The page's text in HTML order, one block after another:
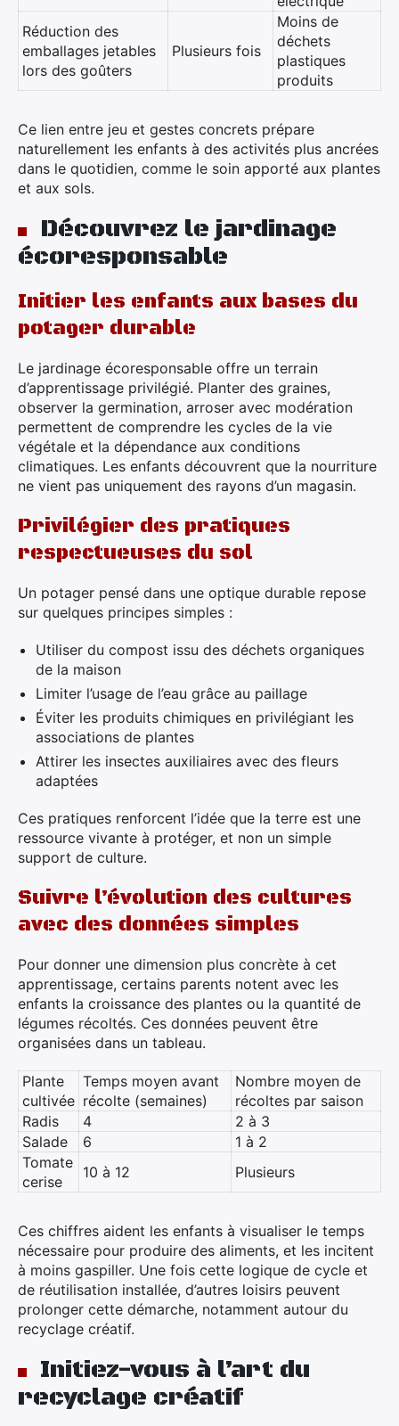
Réduction des
emballages jetables
lors des goûters
Plusieurs fois
Moins de
déchets
plastiques
produits
Ce lien entre jeu et gestes concrets prépare
naturellement les enfants à des activités plus ancrées
dans le quotidien, comme le soin apporté aux plantes
et aux sols.
Découvrez le jardinage
écoresponsable
Initier les enfants aux bases du
potager durable
Le jardinage écoresponsable offre un terrain
d’apprentissage privilégié. Planter des graines,
observer la germination, arroser avec modération
permettent de comprendre les cycles de la vie
végétale et la dépendance aux conditions
climatiques. Les enfants découvrent que la nourriture
ne vient pas uniquement des rayons d’un magasin.
Privilégier des pratiques
respectueuses du sol
Un potager pensé dans une optique durable repose
sur quelques principes simples :
Utiliser du compost issu des déchets organiques
de la maison
Limiter l’usage de l’eau grâce au paillage
Éviter les produits chimiques en privilégiant les
associations de plantes
Attirer les insectes auxiliaires avec des fleurs
adaptées
Ces pratiques renforcent l’idée que la terre est une
ressource vivante à protéger, et non un simple
support de culture.
Suivre l’évolution des cultures
avec des données simples
Pour donner une dimension plus concrète à cet
apprentissage, certains parents notent avec les
enfants la croissance des plantes ou la quantité de
légumes récoltés. Ces données peuvent être
organisées dans un tableau.
Plante
cultivée
Temps moyen avant
récolte (semaines)
Nombre moyen de
récoltes par saison
Radis
4
2 à 3
Salade
6
1 à 2
Tomate
cerise
10 à 12 Plusieurs
Ces chiffres aident les enfants à visualiser le temps
nécessaire pour produire des aliments, et les incitent
à moins gaspiller. Une fois cette logique de cycle et
de réutilisation installée, d’autres loisirs peuvent
prolonger cette démarche, notamment autour du
recyclage créatif.
Initiez-vous à l’art du
recyclage créatif